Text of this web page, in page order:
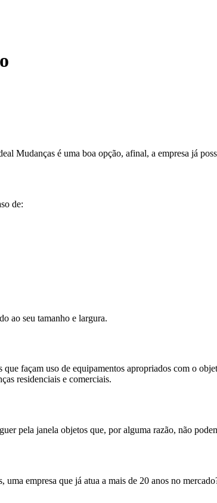
Mudanças é uma boa opção, afinal, a empresa já
de:
ao seu tamanho e largura.
façam uso de equipamentos apropriados com o
residenciais e comerciais.
pela janela objetos que, por alguma razão, não
empresa que já atua a mais de 20 anos no